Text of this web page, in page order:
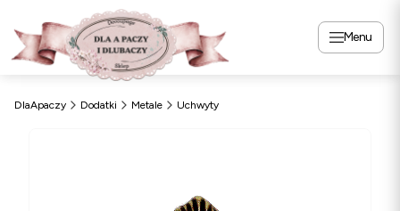
Menu
DlaApaczy Dodatki Metale Uchwyty